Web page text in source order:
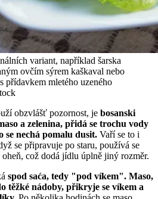
variant, například šarska
ovčím sýrem kaškaval nebo
přídavkem mletého uzeného
obzvlášť pozornost, je bosanski
a zelenina, přidá se trochu vody
se nechá pomalu dusit. Vaří se to i
se připravuje po staru, používá se
což dodá jídlu úplně jiný rozměr.
spod saća, tedy "pod víkem". Maso,
těžké nádoby, přikryje se víkem a